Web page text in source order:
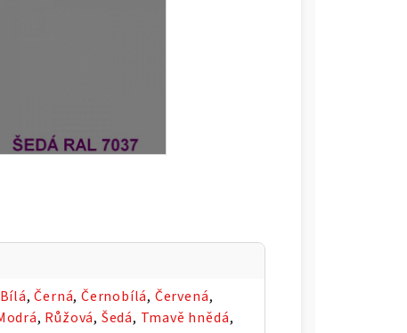
Bílá,Černá,Černobílá, Červená,
, Růžová, Šedá, Tmavě hnědá,